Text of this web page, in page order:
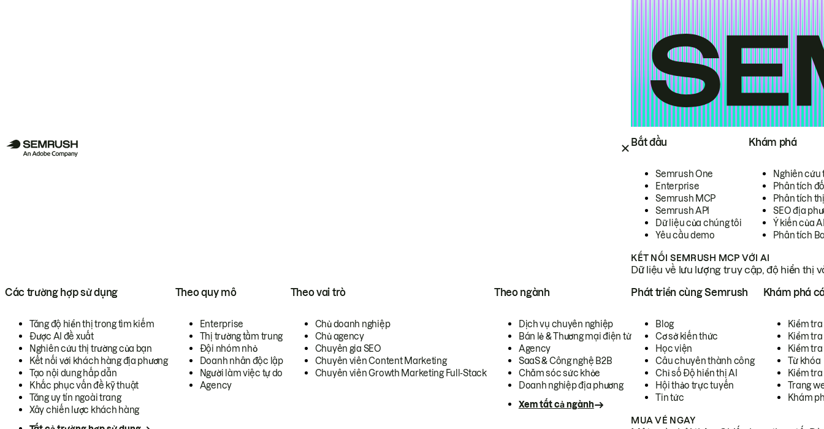
Bắt đầu
Semrush One
Enterprise
Semrush MCP
Semrush API
Dữ liệu của chúng tôi
Yêu cầu demo
Khám phá
Nghiên cứu
Phân tích
Phân tích
SEO địa
Ý kiến của
Phân tích
KẾT NỐI SEMRUSH MCP VỚI AI
Dữ liệu về lưu lượng truy cập, độ hiển thị
Các trường hợp sử dụng
Tăng độ hiển thị trong tìm kiếm
Được AI đề xuất
Nghiên cứu thị trường của bạn
Kết nối với khách hàng địa phương
Tạo nội dung hấp dẫn
Khắc phục vấn đề kỹ thuật
Tăng uy tín ngoài trang
Xây chiến lược khách hàng
Theo quy mô
Enterprise
Thị trường tầm trung
Đội nhóm nhỏ
Doanh nhân độc lập
Người làm việc tự do
Agency
Theo vai trò
Chủ doanh nghiệp
Chủ agency
Chuyên gia SEO
Chuyên viên Content Marketing
Chuyên viên Growth Marketing Full-Stack
Theo ngành
Dịch vụ chuyên nghiệp
Bán lẻ & Thương mại điện tử
Agency
SaaS & Công nghệ B2B
Chăm sóc sức khỏe
Doanh nghiệp địa phương
Xem tất cả ngành
Phát triển cùng Semrush
Blog
Cơ sở kiến thức
Học viện
Câu chuyên thành công
Chỉ số Độ hiển thị AI
Hội thảo trực tuyến
Tin tức
Khám phá
Kiểm
Kiểm tra
Kiểm
Từ khóa
Kiểm
Trang
Khám
MUA VÉ NGAY